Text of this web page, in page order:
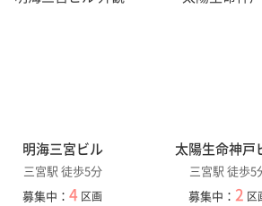
明海三宮ビル
三宮駅 徒歩5分
募集中：4 区画
太陽生命神戸
三宮駅 徒歩5
募集中：2 区